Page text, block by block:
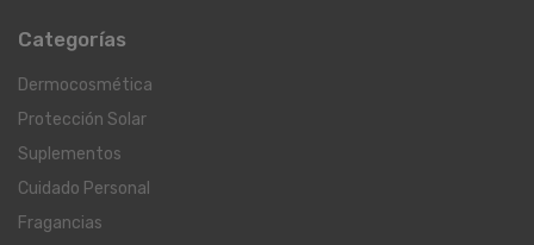
Categorías
Dermocosmética
Protección Solar
Suplementos
Cuidado Personal
Fragancias